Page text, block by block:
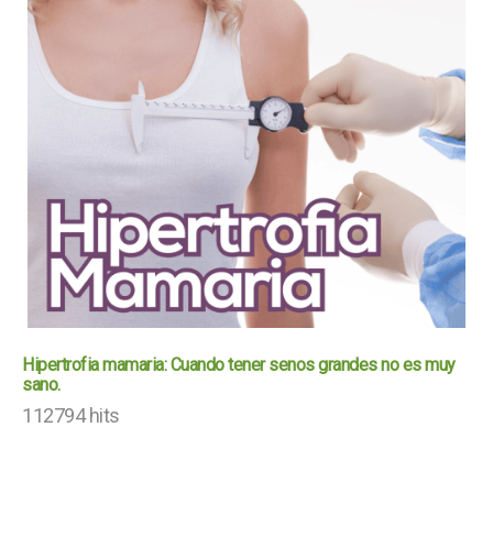
Hipertrofia mamaria: Cuando tener senos grandes no es muy
sano.
112794 hits